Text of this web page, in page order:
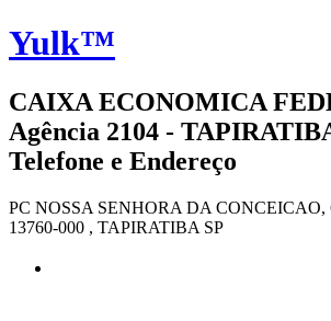
Yulk™
CAIXA ECONOMICA
Agência 2104 -
Telefone e Endereço
PC NOSSA SENHORA DA CONCEICAO,
13760-000 , TAPIRATIBA SP